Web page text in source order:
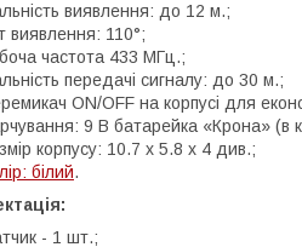
виявлення: до 12 м.;
виявлення: 110°;
частота 433 МГц.;
передачі сигналу: до 30 м.;
ON/OFF на корпусі для
9 В батарейка «Крона» (в
корпусу: 10.7 х 5.8 х 4 див.;
білий.
- 1 шт.;